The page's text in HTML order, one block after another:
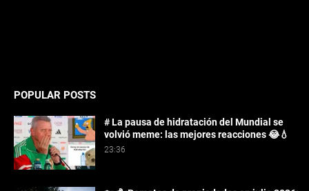
POPULAR POSTS
# La pausa de hidratación del Mundial se
volvió meme: las mejores reacciones 😂💧
23:36